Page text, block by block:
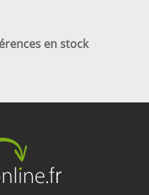
en stock